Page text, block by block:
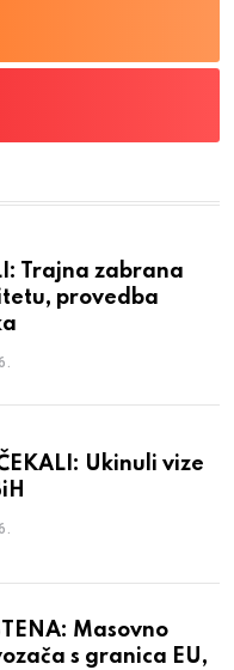
Trajna zabrana
provedba
Ukinuli vize
Masovno
s granica EU,